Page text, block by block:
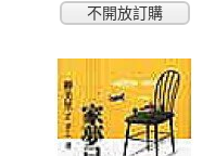
不開放訂購